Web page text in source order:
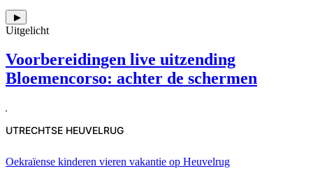
▶
Uitgelicht
Voorbereidingen live uitzending
Bloemencorso: achter de schermen
UTRECHTSE HEUVELRUG
Oekraïense kinderen vieren vakantie op Heuvelrug